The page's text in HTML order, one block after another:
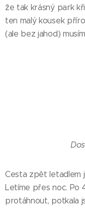
že tak krásný park
ten malý kousek
(ale bez jahod)
Cesta zpět letadlem
Letíme přes noc. Po
protáhnout, potkala